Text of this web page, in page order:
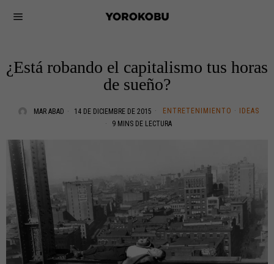
¿Está robando el capitalismo tus horas
de sueño?
MAR ABAD 14 DE DICIEMBRE DE 2015 ENTRETENIMIENTO ·
IDEAS
9 MINS DE LECTURA